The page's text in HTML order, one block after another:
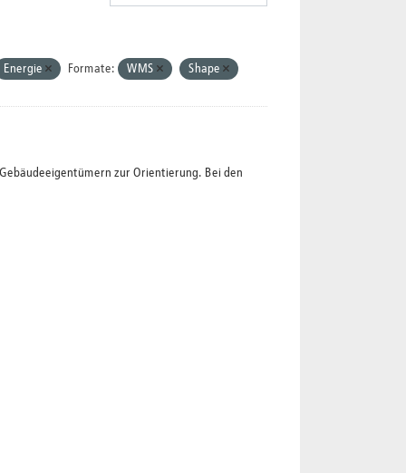
Energie Formate: WMS Shape
zur Orientierung. Bei den